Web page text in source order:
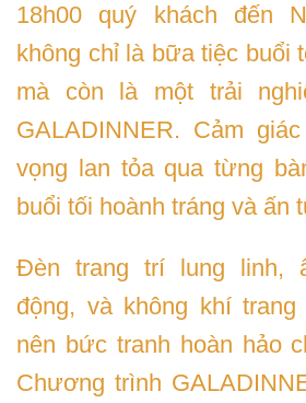
18h00 quý khách đến
không chỉ là bữa tiệc buổi
mà còn là một trải
GALADINNER. Cảm
vọng lan tỏa qua từng
buổi tối hoành tráng và ấn
Đèn trang trí lung linh,
động, và không khí
nên bức tranh hoàn hảo
Chương trình